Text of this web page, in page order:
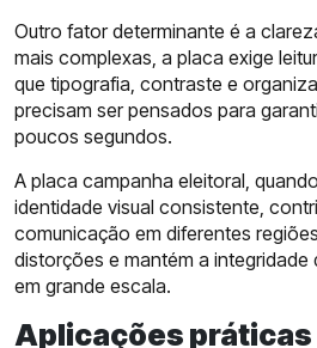
Outro fator determinante é a
mais complexas, a placa exige
que tipografia, contraste e
precisam ser pensados para
poucos segundos.
A placa campanha eleitoral,
identidade visual consistente,
comunicação em diferentes
distorções e mantém a integridade
em grande escala.
Aplicações